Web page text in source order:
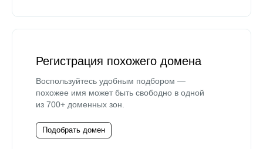
Регистрация похожего домена
Воспользуйтесь удобным подбором —
похожее имя может быть свободно в одной
из 700+ доменных зон.
Подобрать домен